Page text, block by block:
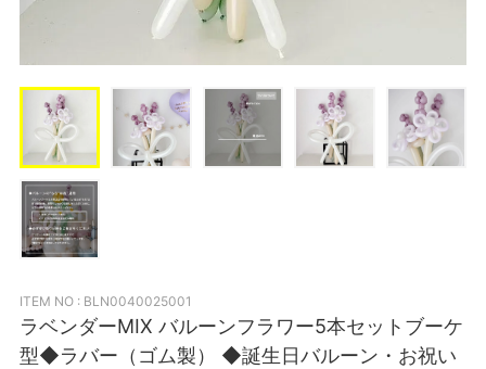
ITEM NO : BLN0040025001
ラベンダーMIX バルーンフラワー5本セットブーケ
型◆ラバー（ゴム製） ◆誕生日バルーン・お祝い